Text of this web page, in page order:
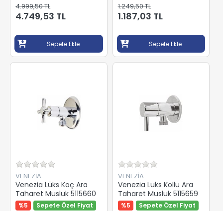
4.999,50 TL
4.749,53 TL
Sepete Ekle
1.249,50 TL
1.187,03 TL
Sepete Ekle
VENEZİA
Venezia Lüks Koç Ara
Taharet Musluk 5115660
%5 Sepete Özel Fiyat
VENEZİA
Venezia Lüks Kollu Ara
Taharet Musluk 5115659
%5 Sepete Özel Fiyat